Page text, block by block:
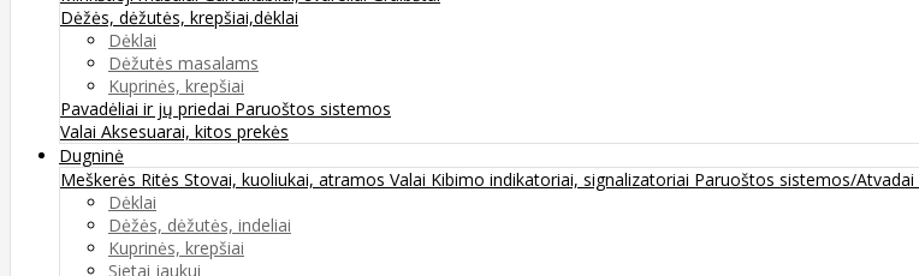
Dėžės, dėžutės, krepšiai,dėklai
Dėklai
Dėžutės masalams
Kuprinės, krepšiai
Pavadėliai ir jų priedai Paruoštos sistemos
Valai Aksesuarai, kitos prekės
Dugninė
Meškerės Ritės Stovai, kuoliukai, atramos Valai Kibimo indikatoriai, signalizatoriai Paruoštos sistemos/Atvadai
Dėklai
Dėžės, dėžutės, indeliai
Kuprinės, krepšiai
Sietai jaukui